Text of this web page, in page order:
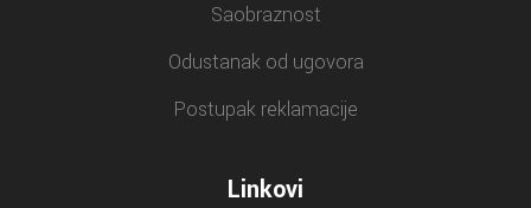
Saobraznost
Odustanak od ugovora
Postupak reklamacije
Linkovi